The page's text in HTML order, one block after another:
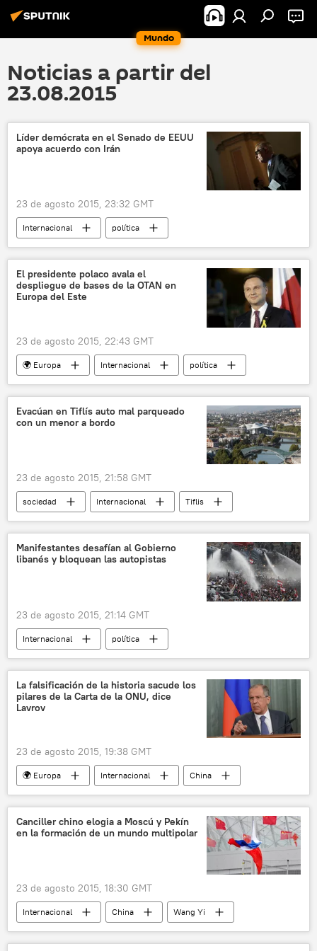
Mundo
Noticias a partir del
23.08.2015
Líder demócrata en el Senado de EEUU
apoya acuerdo con Irán
23 de agosto 2015, 23:32 GMT
Internacional
política
América del Norte
EEUU
Irán
Harry Reid
Senado de EEUU
Acuerdo sobre Irán
El presidente polaco avala el
despliegue de bases de la OTAN en
Europa del Este
23 de agosto 2015, 22:43 GMT
🌍 Europa Internacional
política
Polonia
Estonia
Europa del Este
Toomas Hendrik Ilves
Andrzej Duda
OTAN
📰 Ampliación de la OTAN
Evacúan en Tiflís auto mal parqueado
con un menor a bordo
23 de agosto 2015, 21:58 GMT
sociedad Internacional
Tiflis
Georgia
noticias
Manifestantes desafían al Gobierno
libanés y bloquean las autopistas
23 de agosto 2015, 21:14 GMT
Internacional
política
🌍 Oriente Medio
Trípoli
Damasco
Beirut
Líbano noticias
La falsificación de la historia sacude los
pilares de la Carta de la ONU, dice
Lavrov
23 de agosto 2015, 19:38 GMT
🌍 Europa Internacional
China
Serguéi Lavrov
Rusia noticias
Canciller chino elogia a Moscú y Pekín
en la formación de un mundo multipolar
23 de agosto 2015, 18:30 GMT
Internacional China
Wang Yi
70 aniversario de la victoria en la Segunda Guerra Mundial